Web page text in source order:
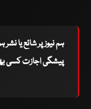
ہم نیوز پر شائع یا
پیشگی اجازت کسی